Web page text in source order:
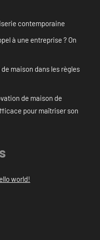
contemporaine
à une entreprise ? On
maison dans les règles
de maison de
pour maîtriser son
world!